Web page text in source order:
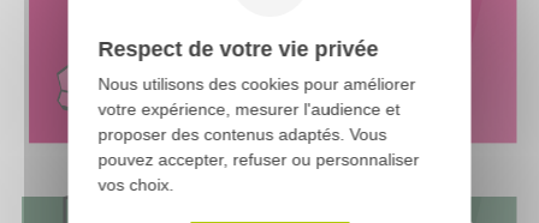
Respect de votre vie privée
Nous utilisons des cookies pour améliorer
votre expérience, mesurer l'audience et
proposer des contenus adaptés. Vous
pouvez accepter, refuser ou personnaliser
vos choix.